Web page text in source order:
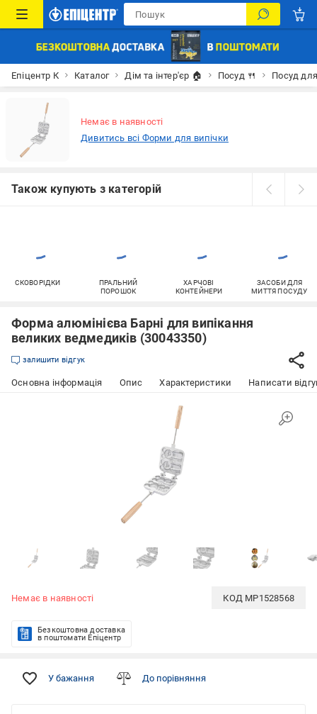
Епіцентр К Каталог Дім та інтер'єр 🏠 Посуд 🍴 Посуд
Немає в наявності
Дивитись всі Форми для випічки
Також купують з категорій
СКОВОРІДКИ
ПРАЛЬНИЙ
ПОРОШОК
ХАРЧОВІ
КОНТЕЙНЕРИ
ЗАСОБИ ДЛЯ
МИТТЯ ПОСУДУ
Форма алюмінієва Барні для випікання
великих ведмедиків (30043350)
залишити відгук
Основна інформація Опис Характеристики Написати
Немає в наявності КОД MP1528568
Безкоштовна доставка
в поштомати Епіцентр
У бажання До порівняння